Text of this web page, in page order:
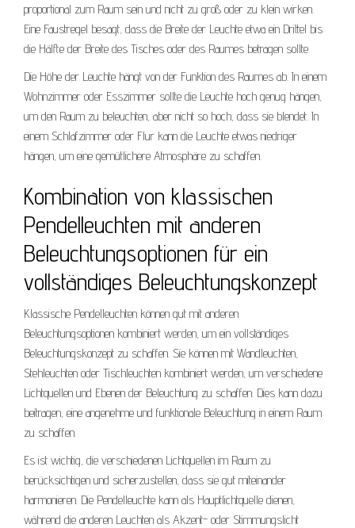
proportional zum Raum sein und nicht zu groß oder zu klein wirken.
Eine Faustregel besagt, dass die Breite der Leuchte etwa ein Drittel bis
die Hälfte der Breite des Tisches oder des Raumes betragen sollte.
Die Höhe der Leuchte hängt von der Funktion des Raumes ab. In einem
Wohnzimmer oder Esszimmer sollte die Leuchte hoch genug hängen,
um den Raum zu beleuchten, aber nicht so hoch, dass sie blendet. In
einem Schlafzimmer oder Flur kann die Leuchte etwas niedriger
hängen, um eine gemütlichere Atmosphäre zu schaffen.
Kombination von klassischen
Pendelleuchten mit anderen
Beleuchtungsoptionen für ein
vollständiges Beleuchtungskonzept
Klassische Pendelleuchten können gut mit anderen
Beleuchtungsoptionen kombiniert werden, um ein vollständiges
Beleuchtungskonzept zu schaffen. Sie können mit Wandleuchten,
Stehleuchten oder Tischleuchten kombiniert werden, um verschiedene
Lichtquellen und Ebenen der Beleuchtung zu schaffen. Dies kann dazu
beitragen, eine angenehme und funktionale Beleuchtung in einem Raum
zu schaffen.
Es ist wichtig, die verschiedenen Lichtquellen im Raum zu
berücksichtigen und sicherzustellen, dass sie gut miteinander
harmonieren. Die Pendelleuchte kann als Hauptlichtquelle dienen,
während die anderen Leuchten als Akzent- oder Stimmungslicht